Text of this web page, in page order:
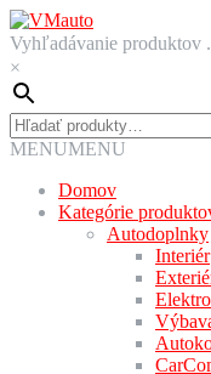
Preskočiť
na
navigáciu
Preskočiť
na
obsah
Vyhľadávanie produktov
×
Hľadať:
MENUMENU
Domov
Kategórie
Autodoplnky
Interiér
Elektro